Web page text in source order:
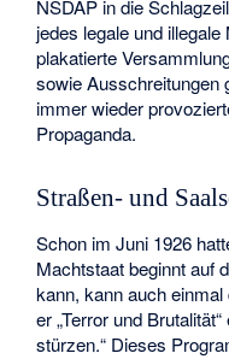
NSDAP in die
jedes legale und
plakatierte
sowie Ausschreitungen
immer wieder
Propaganda.
Straßen- und
Schon im Juni 1926
Machtstaat beginnt auf
kann, kann auch einmal
er „Terror und
stürzen.“ Dieses